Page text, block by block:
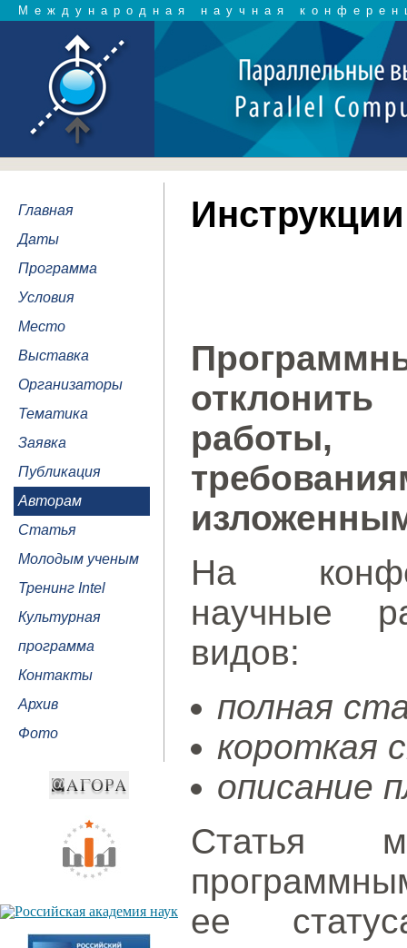
Международная научная
Главная
Даты
Программа
Условия
Место
Выставка
Организаторы
Тематика
Заявка
Публикация
Авторам
Статья
Молодым ученым
Тренинг Intel
Культурная
программа
Контакты
Архив
Фото
работы,
На
научные
видов:
полная
короткая
описание
Статья
ее